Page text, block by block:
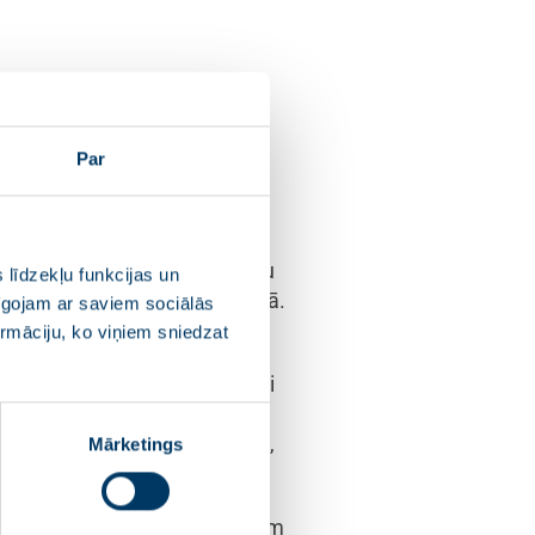
Par
līdzekļu funkcijas un
ar saviem sociālās
ko viņiem sniedzat
Mārketings
pirmā tikšanās kopš
ir ļoti būtiska nozīme, jo ir
augstām enerģijas
tikties ar Kariņa kungu
Savienības kontekstā.
ir uzstādījums no
jautājumi pakāpeniski
politika darbotos
ar savu monetāro politiku,
Tātad īpaši pārrunājām